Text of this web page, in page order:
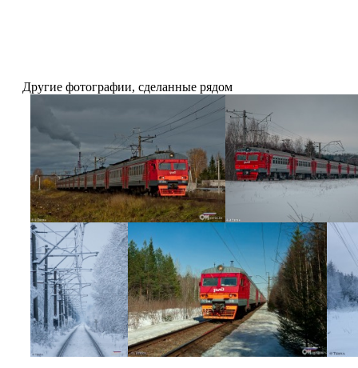
Другие фотографии, сделанные рядом